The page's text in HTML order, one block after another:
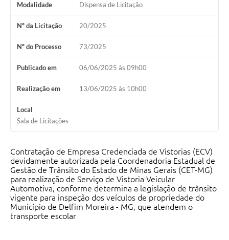
Meio Ambiente
Conheça Delfim Moreira
JORNADA DO PATRIMÔNIO
Modalidade Dispensa de Licitação
Nº da Licitação 20/2025
Nº do Processo 73/2025
Publicado em 06/06/2025 às 09h00
Realização em 13/06/2025 às 10h00
Local
Sala de Licitações
Contratação de Empresa Credenciada de Vistorias (ECV)
devidamente autorizada pela Coordenadoria Estadual de
Gestão de Trânsito do Estado de Minas Gerais (CET-MG)
para realização de Serviço de Vistoria Veicular
Automotiva, conforme determina a legislação de trânsito
vigente para inspeção dos veículos de propriedade do
Município de Delfim Moreira - MG, que atendem o
transporte escolar